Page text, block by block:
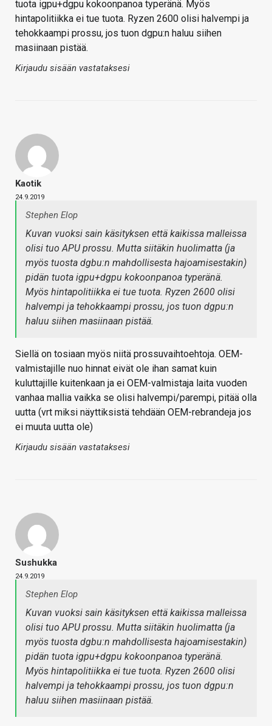
tuota igpu+dgpu kokoonpanoa typeränä. Myös
hintapolitiikka ei tue tuota. Ryzen 2600 olisi halvempi ja
tehokkaampi prossu, jos tuon dgpu:n haluu siihen
masiinaan pistää.
Kirjaudu sisään vastataksesi
Kaotik
24.9.2019
Stephen Elop
Kuvan vuoksi sain käsityksen että kaikissa malleissa
olisi tuo APU prossu. Mutta siitäkin huolimatta (ja
myös tuosta dgbu:n mahdollisesta hajoamisestakin)
pidän tuota igpu+dgpu kokoonpanoa typeränä.
Myös hintapolitiikka ei tue tuota. Ryzen 2600 olisi
halvempi ja tehokkaampi prossu, jos tuon dgpu:n
haluu siihen masiinaan pistää.
Siellä on tosiaan myös niitä prossuvaihtoehtoja. OEM-
valmistajille nuo hinnat eivät ole ihan samat kuin
kuluttajille kuitenkaan ja ei OEM-valmistaja laita vuoden
vanhaa mallia vaikka se olisi halvempi/parempi, pitää olla
uutta (vrt miksi näyttiksistä tehdään OEM-rebrandeja jos
ei muuta uutta ole)
Kirjaudu sisään vastataksesi
Sushukka
24.9.2019
Stephen Elop
Kuvan vuoksi sain käsityksen että kaikissa malleissa
olisi tuo APU prossu. Mutta siitäkin huolimatta (ja
myös tuosta dgbu:n mahdollisesta hajoamisestakin)
pidän tuota igpu+dgpu kokoonpanoa typeränä.
Myös hintapolitiikka ei tue tuota. Ryzen 2600 olisi
halvempi ja tehokkaampi prossu, jos tuon dgpu:n
haluu siihen masiinaan pistää.